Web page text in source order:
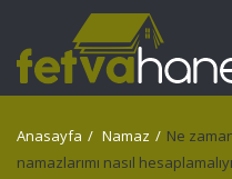
Anasayfa / Namaz / Ne
namazlarımı nasıl